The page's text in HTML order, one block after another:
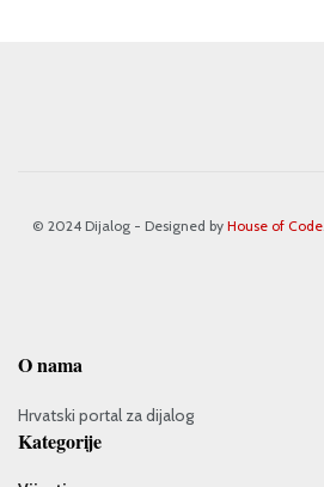
© 2024 Dijalog - Designed by House of Code
O nama
Hrvatski portal za dijalog
Kategorije